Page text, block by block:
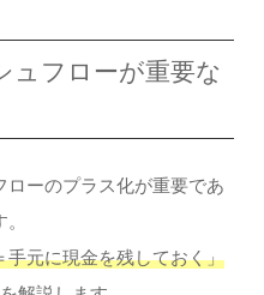
ュフローが重要な
ーのプラス化が重要であ
元に現金を残しておく」